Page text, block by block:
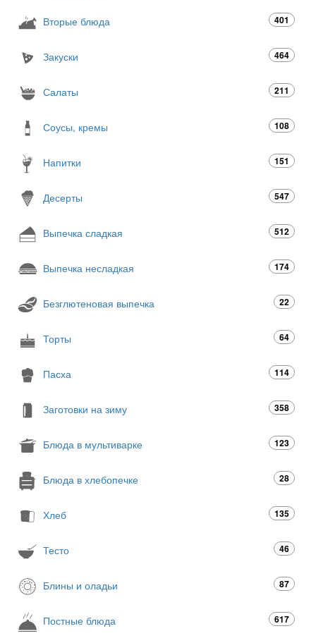
Вторые блюда 401
Закуски 464
Салаты 211
Соусы, кремы 108
Напитки 151
Десерты 547
Выпечка сладкая 512
Выпечка несладкая 174
Безглютеновая выпечка 22
Торты 64
Пасха 114
Заготовки на зиму 358
Блюда в мультиварке 123
Блюда в хлебопечке 28
Хлеб 135
Тесто 46
Блины и оладьи 87
Постные блюда 617